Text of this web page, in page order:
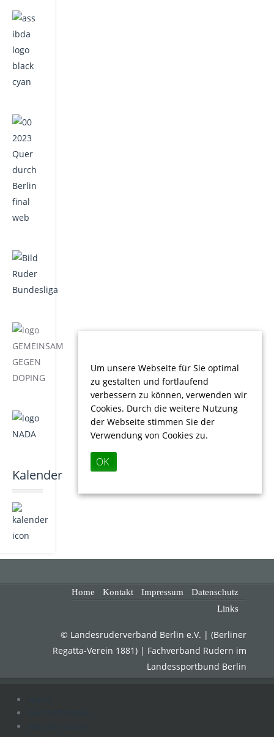
Kalender
Home Kontakt Impressum
Datenschutz
Links
© Landesruderverband Berlin e.V. | (Berliner
Regatta-Verein 1881) | Fachverband Rudern im
Landessportbund Berlin
Um unsere Webseite für Sie optimal
zu gestalten und fortlaufend
verbessern zu können, verwenden wir
Cookies. Durch die weitere Nutzung
der Webseite stimmen Sie der
Verwendung von Cookies zu.
OK